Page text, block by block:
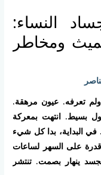
النساء:
ومخاطر
تعرفه. عيون مرهقة.
بسيط. انتهت بمعركة
في البداية، بدا كل شيء
على السهر لساعات
ينهار بصمت. تنتشر